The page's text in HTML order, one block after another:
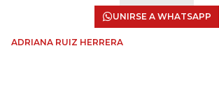
UNIRSE A WHATSAPP
ADRIANA RUIZ HERRERA